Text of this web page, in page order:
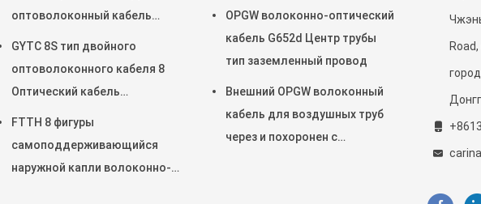
оптоволоконный кабель
GYTC 8S тип двойного
оптоволоконного кабеля 8
Оптический кабель
FTTH 8 фигуры
самоподдерживающийся
наружной капли волоконно-
OPGW волоконно-оптический
кабель G652d Центр трубы
тип заземленный провод
Внешний OPGW волоконный
кабель для воздушных труб
через и похоронен с